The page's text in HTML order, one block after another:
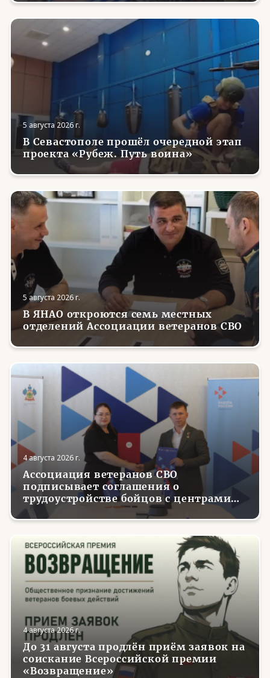
5 августа 2026 г.
В Севастополе прошёл очередной этап
проекта «Рубеж. Путь воина»
5 августа 2026 г.
В ЯНАО откроются семь местных
отделений Ассоциации ветеранов СВО
4 августа 2026 г.
Ассоциация ветеранов СВО
подписывает соглашения о
трудоустройстве бойцов с центрами
занятости в регионах России
4 августа 2026 г.
До 31 августа продлён приём заявок на
соискание Всероссийской премии
«Возвращение»